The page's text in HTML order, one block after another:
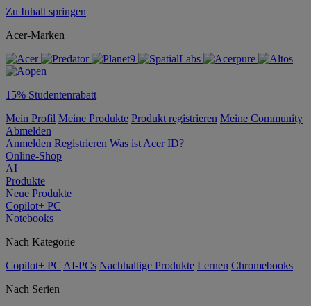
Zu Inhalt springen
Acer-Marken
15% Studentenrabatt
Mein Profil Meine Produkte Produkt registrieren Meine Community
Abmelden
Anmelden Registrieren Was ist Acer ID?
Online-Shop
AI
Produkte
Neue Produkte
Copilot+ PC
Notebooks
Nach Kategorie
Copilot+ PC AI-PCs Nachhaltige Produkte Lernen Chromebooks
Nach Serien